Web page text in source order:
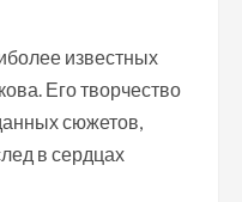
известных
Его творчество
сюжетов,
в сердцах